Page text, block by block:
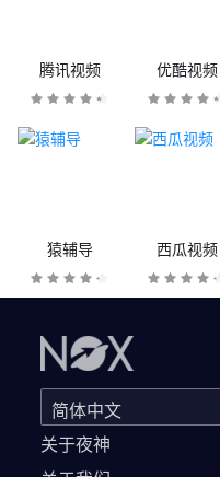
腾讯视频 优酷视频
猿辅导 西瓜视频
关于夜神